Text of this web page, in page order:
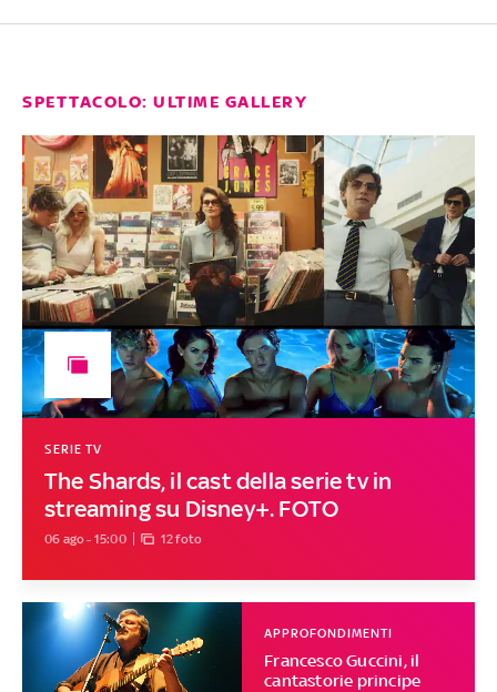
SPETTACOLO: ULTIME GALLERY
The Shards, il cast della serie tv in
streaming su Disney+. FOTO
SERIE TV
06 ago - 15:00 12 foto
Francesco Guccini, il
cantastorie principe
APPROFONDIMENTI